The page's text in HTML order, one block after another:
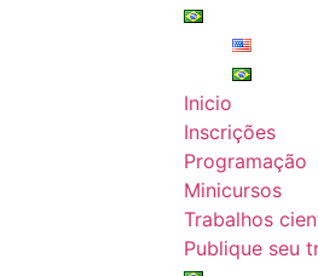
Inicio
Inscrições
Programação
Minicursos
Trabalhos
Publique seu